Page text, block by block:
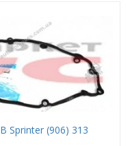
Sprinter (906) 313